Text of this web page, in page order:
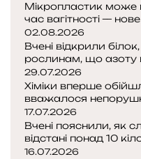
Мікропластик може
час вагітності —
02.08.2026
Вчені відкрили
рослинам, що азоту
29.07.2026
Хіміки вперше
вважалося
17.07.2026
Вчені пояснили, як
відстані понад 10
16.07.2026